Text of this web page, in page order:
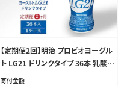
【定期便2回】明治 プロビオヨーグル
ト LG21 ドリンクタイプ 36本 乳酸
菌 機能性表示食品 飲むヨーグルト
寄付金額